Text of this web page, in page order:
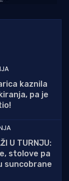
kaznila
pa je
U TURNJU:
stolove pa
suncobrane